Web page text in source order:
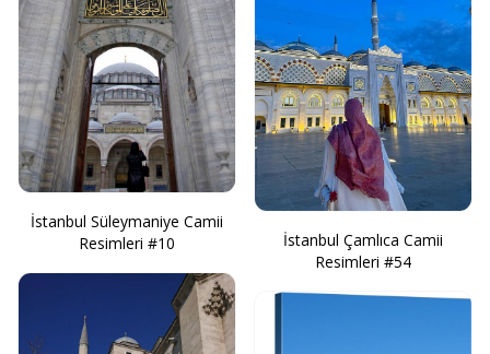
İstanbul Süleymaniye Camii
Resimleri #10
İstanbul Çamlıca Camii
Resimleri #54